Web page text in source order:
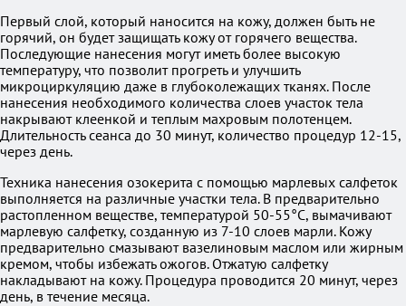
Первый слой, который наносится на кожу, должен быть не
горячий, он будет защищать кожу от горячего вещества.
Последующие нанесения могут иметь более высокую
температуру, что позволит прогреть и улучшить
микроциркуляцию даже в глубоколежащих тканях. После
нанесения необходимого количества слоев участок тела
накрывают клеенкой и теплым махровым полотенцем.
Длительность сеанса до 30 минут, количество процедур 12-15,
через день.
Техника нанесения озокерита с помощью марлевых салфеток
выполняется на различные участки тела. В предварительно
растопленном веществе, температурой 50-55°C, вымачивают
марлевую салфетку, созданную из 7-10 слоев марли. Кожу
предварительно смазывают вазелиновым маслом или жирным
кремом, чтобы избежать ожогов. Отжатую салфетку
накладывают на кожу. Процедура проводится 20 минут, через
день, в течение месяца.